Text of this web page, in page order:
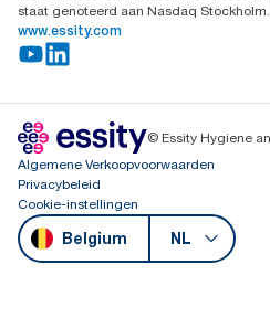
staat genoteerd aan Nasdaq
www.essity.com
© Essity Hygiene
Algemene Verkoopvoorwaarden
Privacybeleid
Cookie-instellingen
Belgium NL